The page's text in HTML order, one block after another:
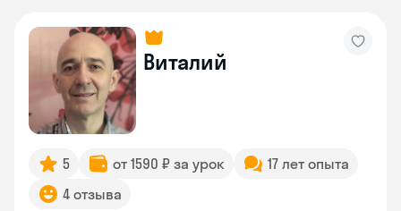
Виталий
5 от 1590 ₽ за урок
17 лет опыта
4 отзыва